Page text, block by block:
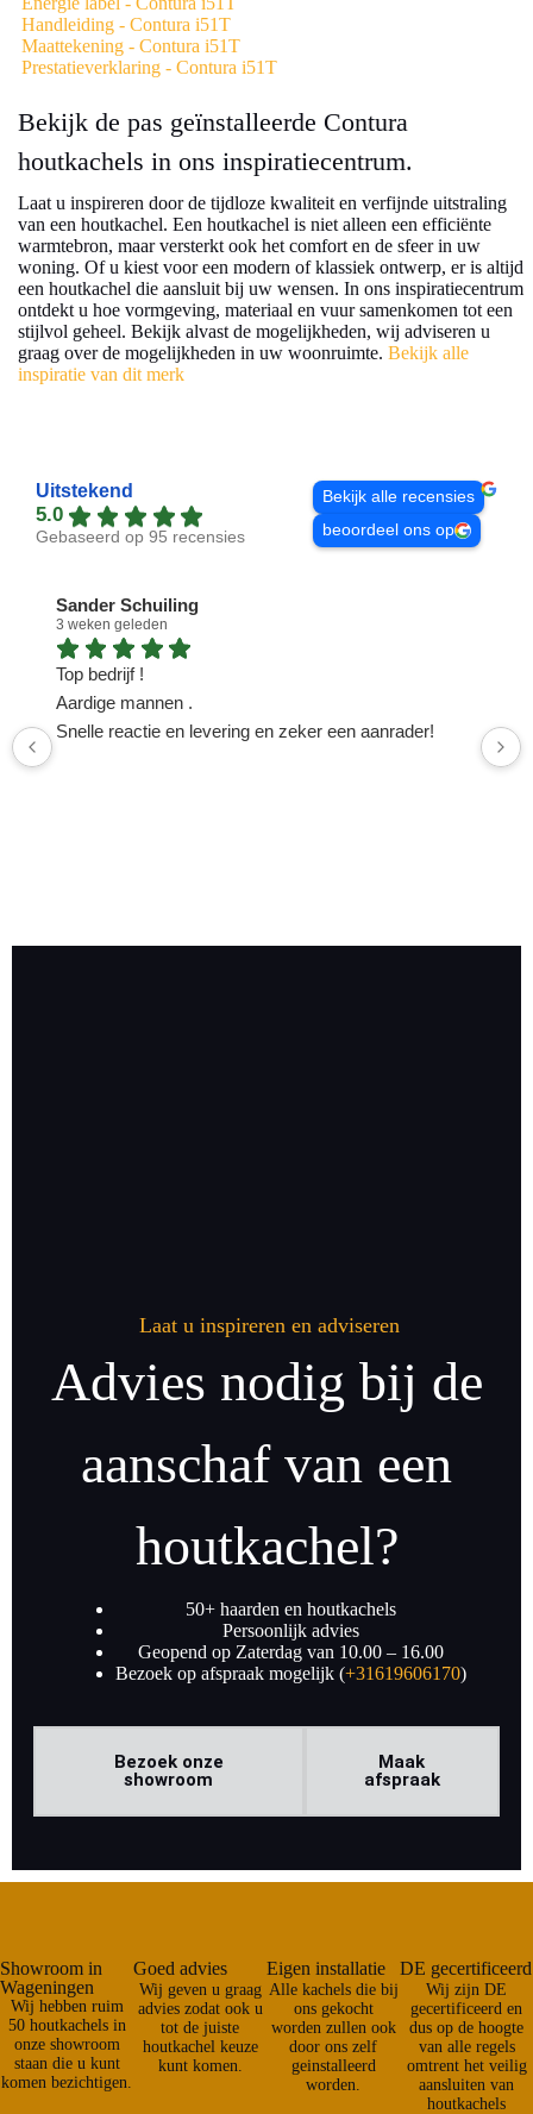
Handleiding - Contura i51T
Maattekening - Contura i51T
Prestatieverklaring - Contura i51T
Bekijk de pas geïnstalleerde Contura
houtkachels in ons inspiratiecentrum.
Laat u inspireren door de tijdloze kwaliteit en verfijnde uitstraling
van een houtkachel. Een houtkachel is niet alleen een efficiënte
warmtebron, maar versterkt ook het comfort en de sfeer in uw
woning. Of u kiest voor een modern of klassiek ontwerp, er is altijd
een houtkachel die aansluit bij uw wensen. In ons inspiratiecentrum
ontdekt u hoe vormgeving, materiaal en vuur samenkomen tot een
stijlvol geheel. Bekijk alvast de mogelijkheden, wij adviseren u
graag over de mogelijkheden in uw woonruimte. Bekijk alle
inspiratie van dit merk
Uitstekend
5.0
Gebaseerd op 95 recensies
Bekijk alle recensies
beoordeel ons op
Sander Schuiling
3 weken geleden
Top bedrijf !
Aardige mannen .
Snelle reactie en levering en zeker een aanrader!
Laat u inspireren en adviseren
Advies nodig bij de
aanschaf van een
houtkachel?
50+ haarden en houtkachels
Persoonlijk advies
Geopend op Zaterdag van 10.00 – 16.00
Bezoek op afspraak mogelijk (+31619606170)
Bezoek onze
showroom
Maak
afspraak
Showroom in
Wageningen
Wij hebben ruim
50 houtkachels in
onze showroom
staan die u kunt
komen bezichtigen.
Goed advies
Wij geven u graag
advies zodat ook u
tot de juiste
houtkachel keuze
kunt komen.
Eigen installatie
Alle kachels die bij
ons gekocht
worden zullen ook
door ons zelf
geinstalleerd
worden.
DE gecertificeerd
Wij zijn DE
gecertificeerd en
dus op de hoogte
van alle regels
omtrent het veilig
aansluiten van
houtkachels